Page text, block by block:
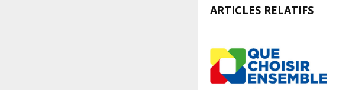
ARTICLES RELATIFS